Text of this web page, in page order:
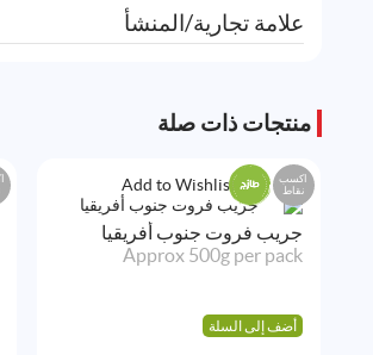
علامة تجارية/المنشأ
منتجات ذات صلة
Add to Wishlist
اكسب
نقاط
جريب فروت جنوب أفريقيا
Approx 500g per pack
أضف إلى السلة